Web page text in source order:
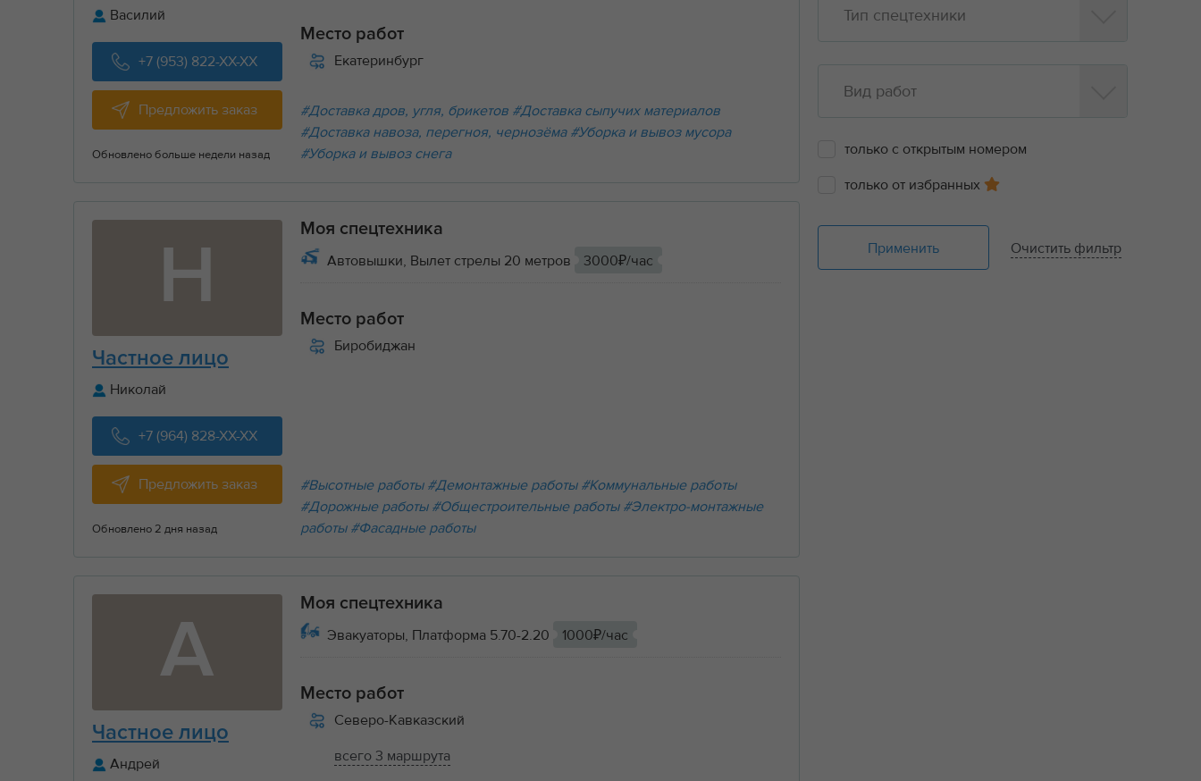
Василий
+7 (953) 822-XX-XX
Предложить заказ
Обновлено больше недели назад
Место работ
Екатеринбург
#Доставка дров, угля, брикетов #Доставка сыпучих материалов
#Доставка навоза, перегноя, чернозёма #Уборка и вывоз мусора
#Уборка и вывоз снега
Н
Частное лицо
Николай
+7 (964) 828-XX-XX
Предложить заказ
Обновлено 2 дня назад
Моя спецтехника
Автовышки, Вылет стрелы 20 метров
3000₽/час
Место работ
Биробиджан
#Высотные работы #Демонтажные работы #Коммунальные работы
#Дорожные работы #Общестроительные работы #Электро-монтажные
работы #Фасадные работы
А
Частное лицо
Андрей
Моя спецтехника
Эвакуаторы, Платформа 5.70-2.20
1000₽/час
Место работ
Северо-Кавказский
всего 3 маршрута
Тип спецтехники
Вид работ
только с открытым номером
только от избранных
Применить Очистить фильтр